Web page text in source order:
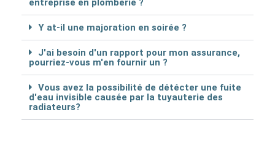
entreprise en plomberie ?
Y at-il une majoration en soirée ?
J'ai besoin d'un rapport pour mon assurance,
pourriez-vous m'en fournir un ?
Vous avez la possibilité de détécter une fuite
d'eau invisible causée par la tuyauterie des
radiateurs?